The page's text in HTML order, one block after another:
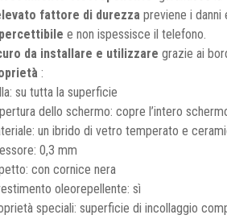
fattore di durezza previene i danni
e non ispessisce il telefono.
da installare e utilizzare grazie ai
:
su tutta la superficie
dello schermo: copre l’intero
un ibrido di vetro temperato e
0,3 mm
con cornice nera
oleorepellente: sì
speciali: superficie di incollaggio